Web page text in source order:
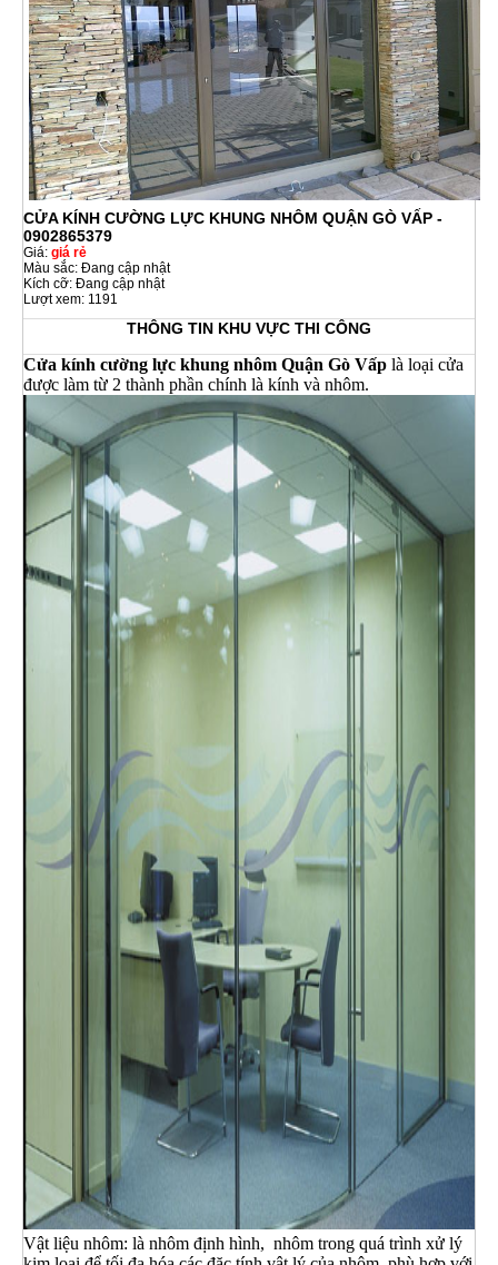
CỬA KÍNH CƯỜNG LỰC KHUNG NHÔM QUẬN GÒ VẤP -
0902865379
Giá: giá rẻ
Màu sắc: Đang cập nhật
Kích cỡ: Đang cập nhật
Lượt xem: 1191
THÔNG TIN KHU VỰC THI CÔNG
Cửa kính cường lực khung nhôm Quận Gò Vấp là loại cửa
được làm từ 2 thành phần chính là kính và nhôm.
Vật liệu nhôm: là nhôm định hình, nhôm trong quá trình xử lý